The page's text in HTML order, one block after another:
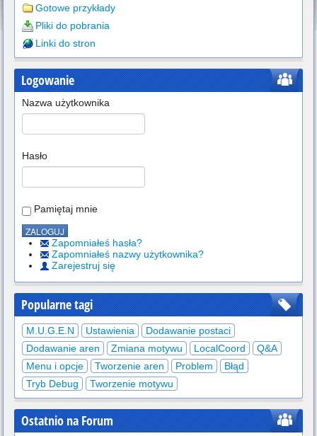
Gotowe przykłady
Pliki do pobrania
Linki do stron
Logowanie
Nazwa użytkownika
Hasło
Pamiętaj mnie
Zapomniałeś hasła?
Zapomniałeś nazwy użytkownika?
Zarejestruj się
Popularne tagi
M.U.G.E.N Ustawienia
Dodawanie postaci
Dodawanie aren
Zmiana motywu LocalCoord
Q&A
Menu i opcje
Tworzenie aren Problem
Błąd
Tryb Debug
Tworzenie motywu
Ostatnio na Forum